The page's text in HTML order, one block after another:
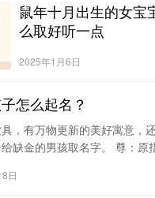
鼠年十月出生的女宝
么取好听一点
2025年1月6日
怎么起名？
，有万物更新的美好寓意，
缺金的男孩取名字。 尊：原
日